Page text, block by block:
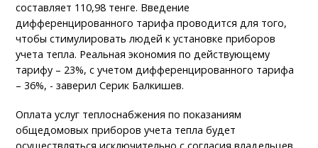
составляет 110,98 тенге. Введение
дифференцированного тарифа проводится для того,
чтобы стимулировать людей к установке приборов
учета тепла. Реальная экономия по действующему
тарифу – 23%, с учетом дифференцированного тарифа
– 36%, - заверил Серик Балкишев.
Оплата услуг теплоснабжения по показаниям
общедомовых приборов учета тепла будет